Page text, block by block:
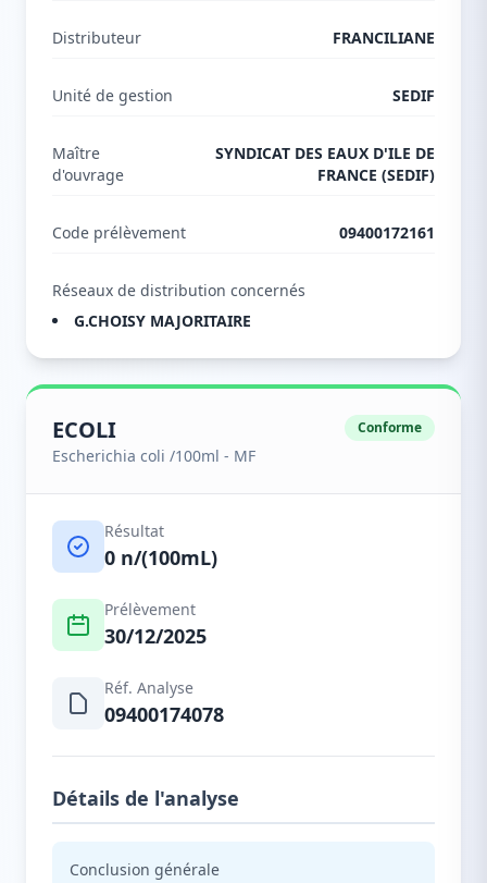
Distributeur FRANCILIANE
Unité de gestion SEDIF
Maître
d'ouvrage
SYNDICAT DES EAUX D'ILE DE
FRANCE (SEDIF)
Code prélèvement 09400172161
Réseaux de distribution concernés
G.CHOISY MAJORITAIRE
ECOLI
Escherichia coli /100ml - MF
Conforme
Résultat
0 n/(100mL)
Prélèvement
30/12/2025
Réf. Analyse
09400174078
Détails de l'analyse
Conclusion générale